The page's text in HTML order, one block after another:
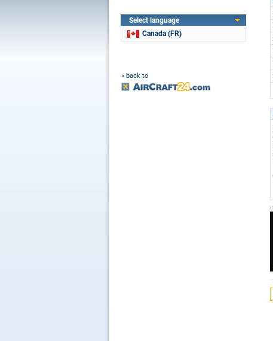
Select language
Canada (FR)
« back to